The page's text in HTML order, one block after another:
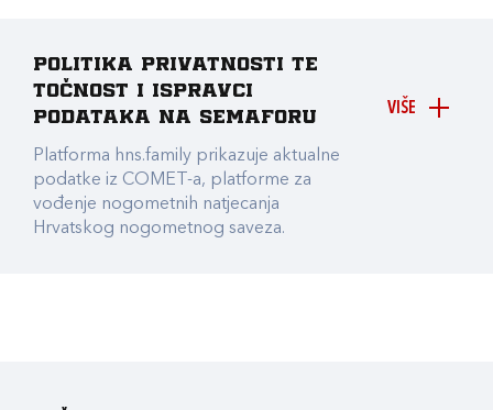
VIŠE
Politika privatnosti te
točnost i ispravci
podataka na Semaforu
Platforma hns.family prikazuje aktualne
podatke iz COMET-a, platforme za
vođenje nogometnih natjecanja
Hrvatskog nogometnog saveza.